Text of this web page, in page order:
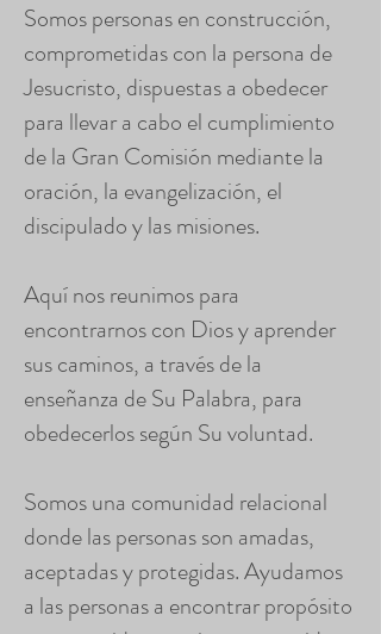
Somos personas en construcción,
comprometidas con la persona de
Jesucristo, dispuestas a obedecer
para llevar a cabo el cumplimiento
de la Gran Comisión mediante la
oración, la evangelización, el
discipulado y las misiones.
Aquí nos reunimos para
encontrarnos con Dios y aprender
sus caminos, a través de la
enseñanza de Su Palabra, para
obedecerlos según Su voluntad.
Somos una comunidad relacional
donde las personas son amadas,
aceptadas y protegidas. Ayudamos
a las personas a encontrar propósito